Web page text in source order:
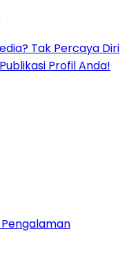
Tak Percaya Diri
Profil Anda!
Pengalaman